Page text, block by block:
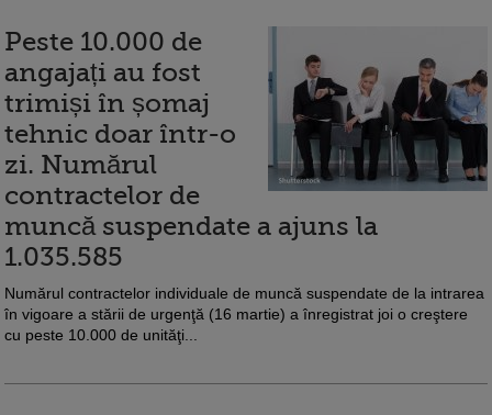
Peste 10.000 de
angajați au fost
trimiși în șomaj
tehnic doar într-o
zi. Numărul
contractelor de
muncă suspendate a ajuns la
1.035.585
Numărul contractelor individuale de muncă suspendate de la intrarea
în vigoare a stării de urgenţă (16 martie) a înregistrat joi o creştere
cu peste 10.000 de unităţi...